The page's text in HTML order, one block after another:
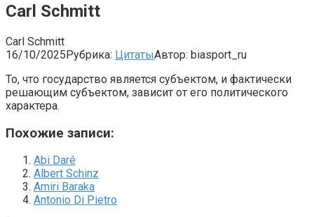
Carl Schmitt
Carl Schmitt
16/10/2025Рубрика: ЦитатыАвтор: biasport_ru
То, что государство является субъектом, и фактически
решающим субъектом, зависит от его политического
характера.
Похожие записи:
Abi Daré
Albert Schinz
Amiri Baraka
Antonio Di Pietro